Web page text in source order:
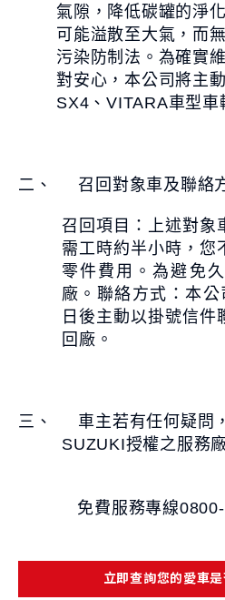
氣隙，降低碳罐的淨
可能溢散至大氣，而
污染防制法。為確實
對安心，本公司將主
SX4、VITARA車型車
二、 召回對象車及聯絡
召回項目：上述對象
需工時約半小時，您
零件費用。為避免
廠。聯絡方式：本
日後主動以掛號信件
回廠。
三、 車主若有任何疑問
SUZUKI授權之服務
免費服務專線
立即查詢您的愛車